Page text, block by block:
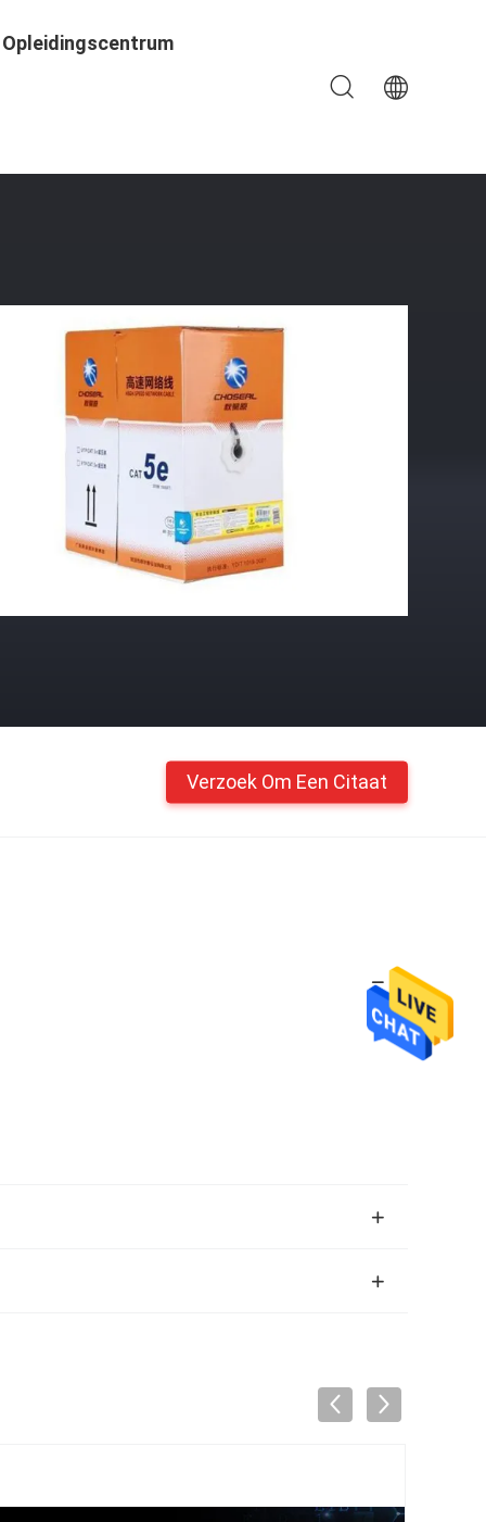
Opleidingscentrum
Verzoek Om Een Citaat